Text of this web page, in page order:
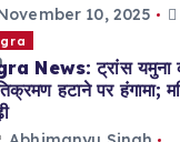
10, 2025
News: ट्रांस यमुना
हटाने पर हंगामा;